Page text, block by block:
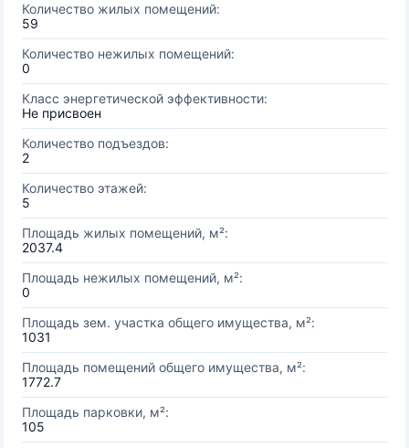
Количество жилых помещений:
59
Количество нежилых помещений:
0
Класс энергетической эффективности:
Не присвоен
Количество подъездов:
2
Количество этажей:
5
Площадь жилых помещений, м²:
2037.4
Площадь нежилых помещений, м²:
0
Площадь зем. участка общего имущества, м²:
1031
Площадь помещений общего имущества, м²:
1772.7
Площадь парковки, м²:
105